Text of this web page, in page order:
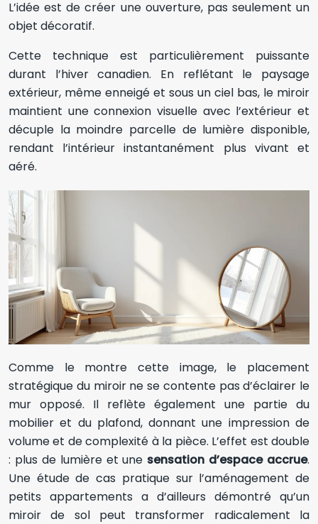
L’idée est de créer une ouverture, pas seulement un
objet décoratif.
Cette technique est particulièrement puissante
durant l’hiver canadien. En reflétant le paysage
extérieur, même enneigé et sous un ciel bas, le miroir
maintient une connexion visuelle avec l’extérieur et
décuple la moindre parcelle de lumière disponible,
rendant l’intérieur instantanément plus vivant et
aéré.
Comme le montre cette image, le placement
stratégique du miroir ne se contente pas d’éclairer le
mur opposé. Il reflète également une partie du
mobilier et du plafond, donnant une impression de
volume et de complexité à la pièce. L’effet est double
: plus de lumière et une sensation d’espace accrue.
Une étude de cas pratique sur l’aménagement de
petits appartements a d’ailleurs démontré qu’un
miroir de sol peut transformer radicalement la